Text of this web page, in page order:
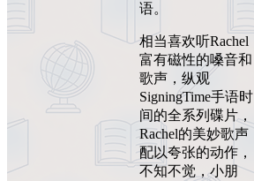
语。
相当喜欢听Rachel
富有磁性的嗓音和
歌声，纵观
SigningTime手语时
间的全系列碟片，
Rachel的美妙歌声
配以夸张的动作，
不知不觉，小朋